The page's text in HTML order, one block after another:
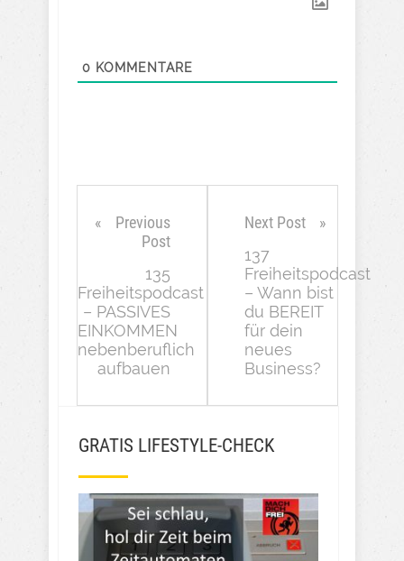
0 KOMMENTARE
Previous
Post
135
Freiheitspodcast
– PASSIVES
EINKOMMEN
nebenberuflich
aufbauen
Next Post
137
Freiheitspodcast
– Wann bist
du BEREIT
für dein
neues
Business?
GRATIS LIFESTYLE-CHECK